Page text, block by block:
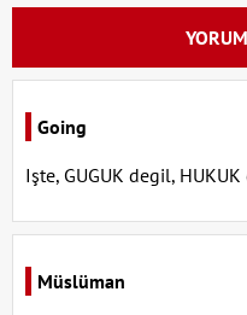
Going
Işte, GUGUK degil,
Müslüman